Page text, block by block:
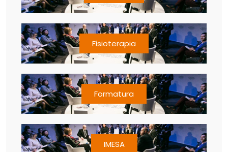
Fisioterapia
Formatura
IMESA